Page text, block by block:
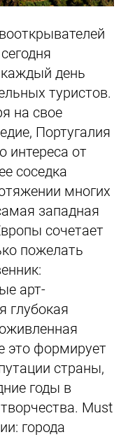
день
туристов.
на свое
Португалия
интереса от
соседка
многих
западная
сочетает
пожелать
арт-
глубокая
это формирует
страны,
годы в
Must
города